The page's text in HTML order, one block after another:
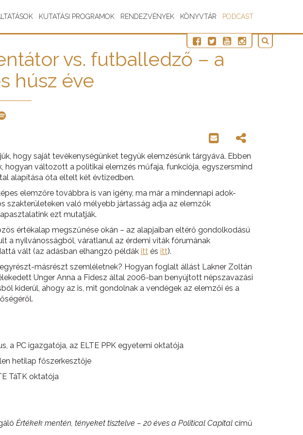
KUTATÁSI PROGRAMOK RENDEZVÉNYEK KÖNYVTÁR PODCAST
vs. futballedző – a
húsz éve
hogy saját tevékenységünket tegyük elemzésünk tárgyává. Ebben
hogyan változott a politikai elemzés műfaja, funkciója, egyszersmind
alapítása óta eltelt két évtizedben.
elemzőre továbbra is van igény, ma már a mindennapi adok-
szakterületeken való mélyebb jártasság adja az elemzők
ezt mutatják.
értékalap megszűnése okán – az alapjaiban eltérő gondolkodású
a nyilvánosságból, váratlanul az érdemi viták fórumának
vált (az adásban elhangzó példák itt és itt).
másrészt szemléletnek? Hogyan foglalt állást Lakner Zoltán
Unger Anna a Fidesz által 2006-ban benyújtott népszavazási
kiderül, ahogy az is, mit gondolnak a vendégek az elemzői és a
a PC igazgatója, az ELTE PPK egyetemi oktatója
hetilap főszerkesztője
TáTK oktatója
Értékek mentén, tényeket tisztelve – 20 éves a Political Capital című